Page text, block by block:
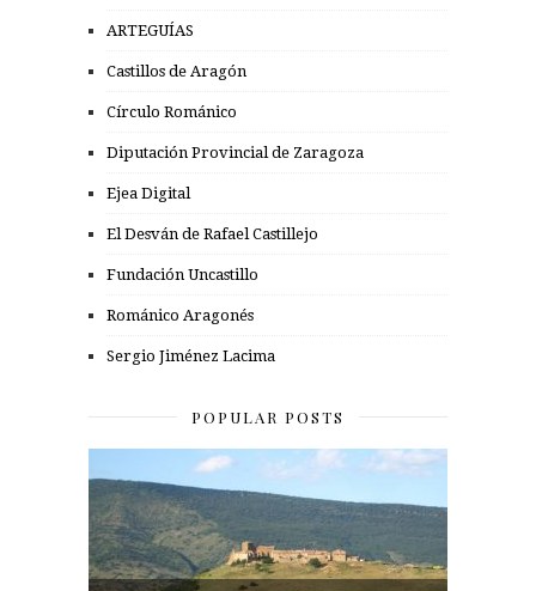
ARTEGUÍAS
Castillos de Aragón
Círculo Románico
Diputación Provincial de Zaragoza
Ejea Digital
El Desván de Rafael Castillejo
Fundación Uncastillo
Románico Aragonés
Sergio Jiménez Lacima
POPULAR POSTS